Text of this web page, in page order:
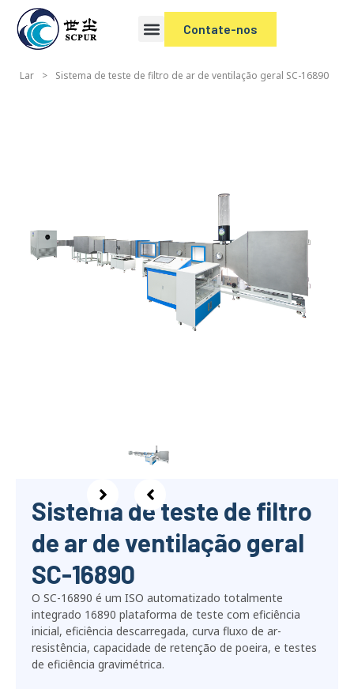
Contate-nos
Lar > Sistema de teste de filtro de ar de ventilação geral SC-16890
Sistema de teste de filtro
de ar de ventilação geral
SC-16890
O SC-16890 é um ISO automatizado totalmente
integrado 16890 plataforma de teste com eficiência
inicial, eficiência descarregada, curva fluxo de ar-
resistência, capacidade de retenção de poeira, e testes
de eficiência gravimétrica.